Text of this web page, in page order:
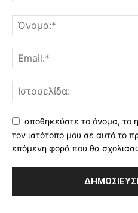
αποθηκεύστε το όνομα, το
τον ιστότοπό μου σε αυτό το
επόμενη φορά που θα